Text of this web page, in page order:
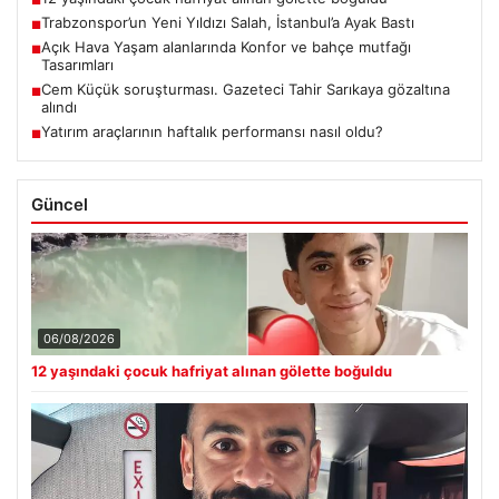
■Trabzonspor’un Yeni Yıldızı Salah, İstanbul’a Ayak Bastı
■Açık Hava Yaşam alanlarında Konfor ve bahçe mutfağı
Tasarımları
■Cem Küçük soruşturması. Gazeteci Tahir Sarıkaya gözaltına
alındı
■Yatırım araçlarının haftalık performansı nasıl oldu?
Güncel
06/08/2026
12 yaşındaki çocuk hafriyat alınan gölette boğuldu